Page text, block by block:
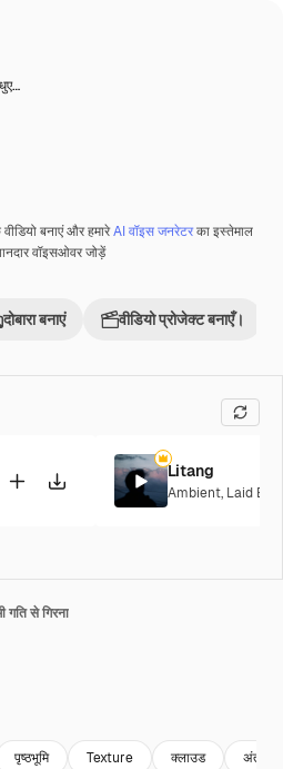
बनाएं और हमारेAI वॉइस जनरेटरका इस्तेमाल
वॉइसओवर जोड़ें
दोबारा बनाएं वीडियो प्रोजेक्ट बनाएँ।
Litang
Ambient, Laid
गति से गिरना
पृष्ठभूमि Texture क्लाउड अंतरिक्ष